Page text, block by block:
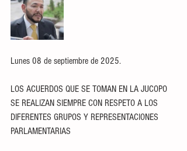
Lunes 08 de septiembre de 2025.
LOS ACUERDOS QUE SE TOMAN EN LA JUCOPO
SE REALIZAN SIEMPRE CON RESPETO A LOS
DIFERENTES GRUPOS Y REPRESENTACIONES
PARLAMENTARIAS